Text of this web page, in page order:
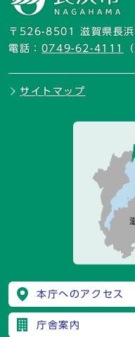
〒526-8501 滋賀県長
電話： 0749-62-4111
サイトマップ
本庁へのアクセス
庁舎案内